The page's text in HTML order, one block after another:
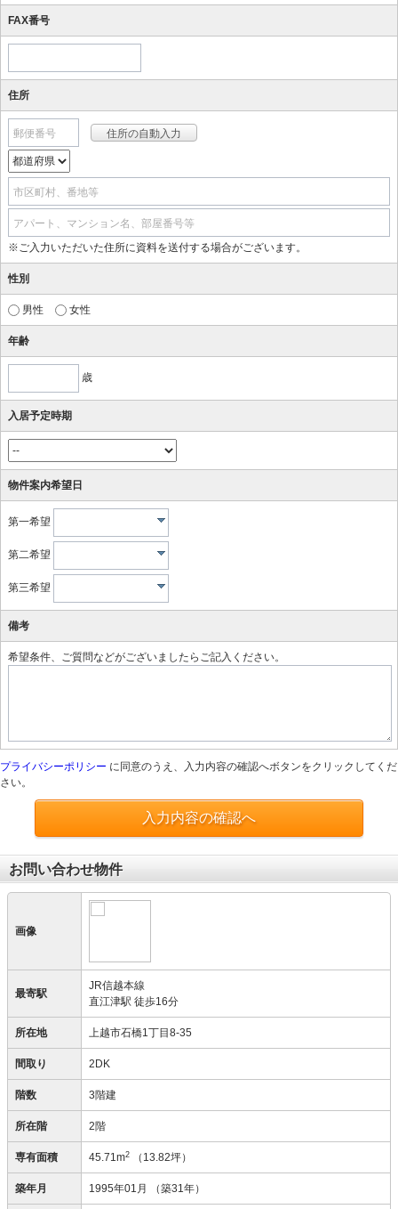
FAX番号
住所
郵便番号
市区町村、番地等
アパート、マンション名、部屋番号等
※ご入力いただいた住所に資料を送付する場合がございます。
性別
男性 女性
年齢
歳
入居予定時期
物件案内希望日
第一希望
第二希望
第三希望
備考
希望条件、ご質問などがございましたらご記入ください。
プライバシーポリシー に同意のうえ、入力内容の確認へボタンをクリックしてくだ
さい。
入力内容の確認へ
お問い合わせ物件
画像
最寄駅
JR信越本線
直江津駅 徒歩16分
所在地 上越市石橋1丁目8-35
間取り 2DK
階数 3階建
所在階 2階
専有面積 45.71m2 （13.82坪）
築年月 1995年01月 （築31年）